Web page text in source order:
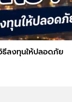
ธีลงทุนให้ปลอดภัย